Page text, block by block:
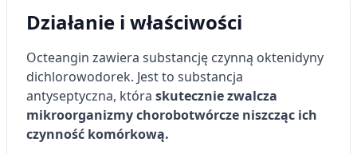
Działanie i właściwości
Octeangin zawiera substancję czynną oktenidyny
dichlorowodorek. Jest to substancja
antyseptyczna, która skutecznie zwalcza
mikroorganizmy chorobotwórcze niszcząc ich
czynność komórkową.